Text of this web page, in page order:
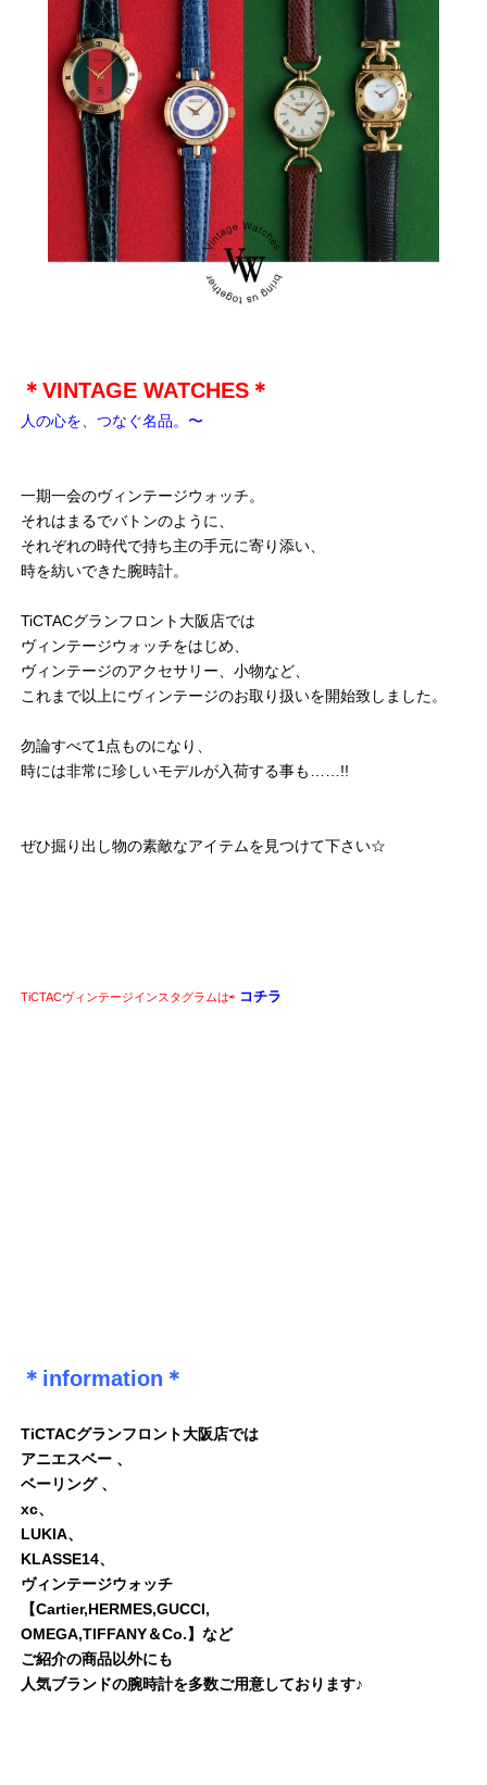
＊VINTAGE WATCHES＊
人の心を、つなぐ名品。〜
一期一会のヴィンテージウォッチ。
それはまるでバトンのように、
それぞれの時代で持ち主の手元に寄り添い、
時を紡いできた腕時計。
TiCTACグランフロント大阪店では
ヴィンテージウォッチをはじめ、
ヴィンテージのアクセサリー、小物など、
これまで以上にヴィンテージのお取り扱いを開始致しました。
勿論すべて1点ものになり、
時には非常に珍しいモデルが入荷する事も……!!
ぜひ掘り出し物の素敵なアイテムを見つけて下さい☆
TiCTACヴィンテージインスタグラムは⇨ コチラ
＊information＊
TiCTACグランフロント大阪店では
アニエスベー 、
ベーリング 、
xc、
LUKIA、
KLASSE14、
ヴィンテージウォッチ
【Cartier,HERMES,GUCCI,
OMEGA,TlFFANY＆Co.】など
ご紹介の商品以外にも
人気ブランドの腕時計を多数ご用意しております♪